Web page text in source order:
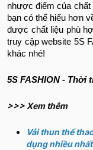
nhược điểm của chất
bạn có thể hiểu hơn
được chất liệu phù
truy cập website 5S
khác nhé!
5S FASHION - Thời
>>> Xem thêm
Vải thun thể
dụng nhiều